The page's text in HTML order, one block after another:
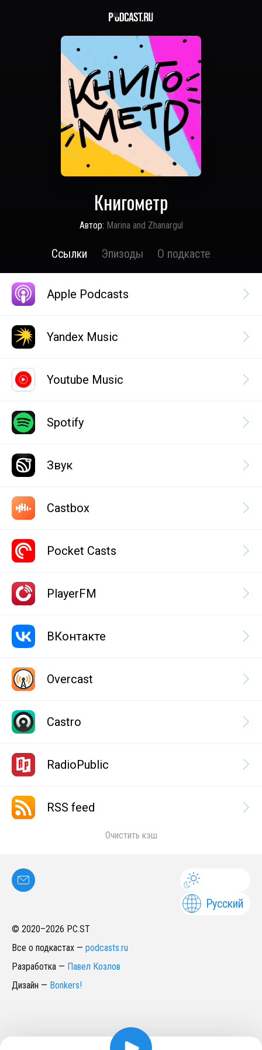
Книгометр
Автор: Marina and Zhanargul
Ссылки Эпизоды О подкасте
Apple Podcasts
Yandex Music
Youtube Music
Spotify
Звук
Castbox
Pocket Casts
PlayerFM
ВКонтакте
Overcast
Castro
RadioPublic
RSS feed
Очистить кэш
Русский
© 2020–2026 PC.ST
Все о подкастах — podcasts.ru
Разработка — Павел Козлов
Дизайн — Bonkers!